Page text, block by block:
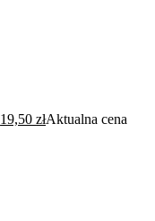
19,50złAktualna cena